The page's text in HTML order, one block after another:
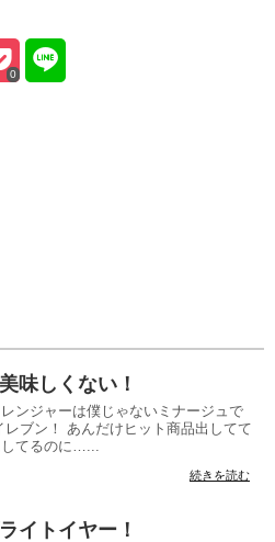
0
味しくない！
ンジャーは僕じゃないミナージュで
レブン！ あんだけヒット商品出してて
てるのに…...
続きを読む
イトイヤー！